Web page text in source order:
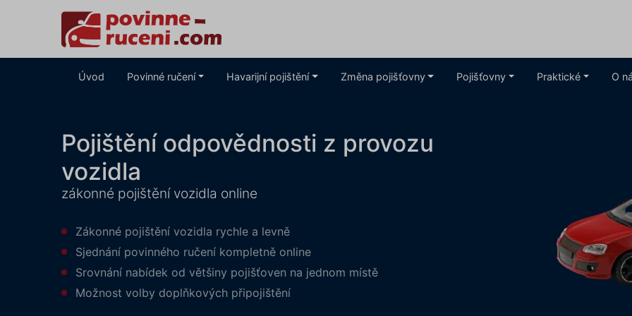
Úvod Povinné ručení Havarijní pojištění Změna pojišťovny Pojišťovny Praktické O
Pojištění odpovědnosti z provozu
vozidla
zákonné pojištění vozidla online
Zákonné pojištění vozidla rychle a levně
Sjednání povinného ručení kompletně online
Srovnání nabídek od většiny pojišťoven na jednom místě
Možnost volby doplňkových připojištění